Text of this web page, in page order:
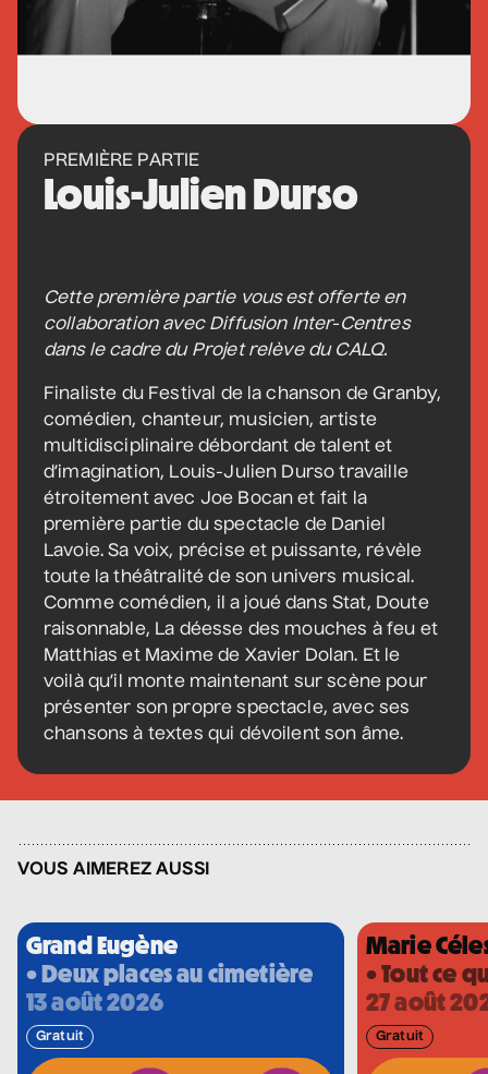
• Coeur d'enfant
10 septembre 2026• 19 h 30
Annexe3
Mathieu Cyr
• Adulte
11 septembre 2026• 20 h 00
Manu Militari
• 20 ans de Voix de Fait
Annexe3
Battle de danse
Station culturelle Momo
Gratuit
Programmation complète
Achat par téléphone 450 667-2040
PREMIÈRE PARTIE
Louis-Julien Durso
Cette première partie vous est offerte en
collaboration avec Diffusion Inter-Centres
dans le cadre du Projet relève du CALQ.
Finaliste du Festival de la chanson de Granby,
comédien, chanteur, musicien, artiste
multidisciplinaire débordant de talent et
d’imagination, Louis-Julien Durso travaille
étroitement avec Joe Bocan et fait la
première partie du spectacle de Daniel
Lavoie. Sa voix, précise et puissante, révèle
toute la théâtralité de son univers musical.
Comme comédien, il a joué dans Stat, Doute
raisonnable, La déesse des mouches à feu et
Matthias et Maxime de Xavier Dolan. Et le
voilà qu’il monte maintenant sur scène pour
présenter son propre spectacle, avec ses
chansons à textes qui dévoilent son âme.
VOUS AIMEREZ AUSSI
Grand Eugène
• Deux places au cimetière
13 août 2026
Gratuit
Marie
• Tout ce
27 août
Gratuit